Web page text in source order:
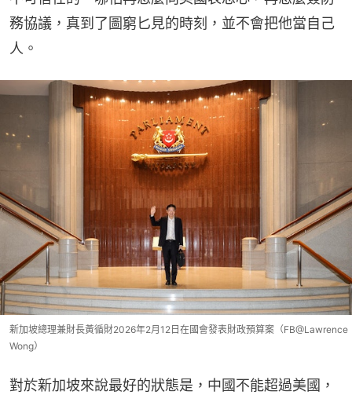
務協議，真到了圖窮匕見的時刻，並不會把他當自己
人。
新加坡總理兼財長黃循財2026年2月12日在國會發表財政預算案（FB@Lawrence
Wong）
對於新加坡來說最好的狀態是，中國不能超過美國，